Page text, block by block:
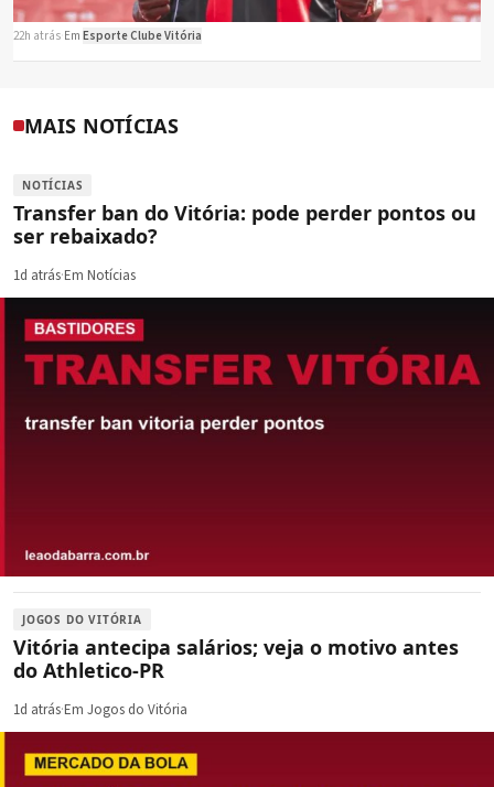
22h atrás Em Esporte Clube Vitória
MAIS NOTÍCIAS
NOTÍCIAS
Transfer ban do Vitória: pode perder pontos ou
ser rebaixado?
1d atrás·Em Notícias
JOGOS DO VITÓRIA
Vitória antecipa salários; veja o motivo antes
do Athletico-PR
1d atrás·Em Jogos do Vitória